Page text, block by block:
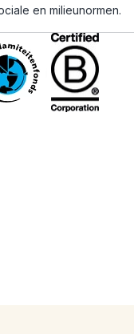
en milieunormen.